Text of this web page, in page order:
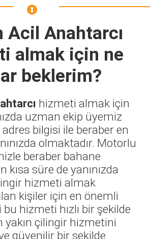
Acil Anahtarcı
almak için ne
beklerim?
hizmeti almak için
uzman ekip üyemiz
adres bilgisi ile beraber en
olmaktadır. Motorlu
beraber bahane
süre de yanınızda
hizmeti almak
kişiler için en önemli
hizmeti hızlı bir şekilde
yakın çilingir hizmetini
güvenilir bir şekilde